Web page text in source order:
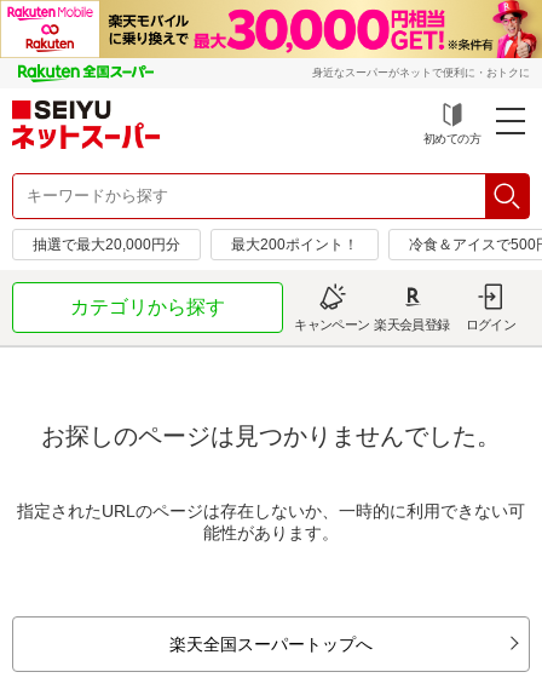
身近なスーパーがネットで便利に・おトクに
初めての方
抽選で最大20,000円分 最大200ポイント！ 冷食＆アイスで500
カテゴリから探す
キャンペーン 楽天会員登録 ログイン
お探しのページは見つかりませんでした。
指定されたURLのページは存在しないか、一時的に利用できない可
能性があります。
楽天全国スーパートップへ